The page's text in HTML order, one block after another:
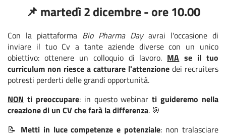
📌 martedì 2 dicembre - ore 10.00
Con la piattaforma Bio Pharma Dayavrai l'occasione di
inviare il tuo Cv a tante aziende diverse con un unico
obiettivo: ottenere un colloquio di lavoro. MA se il tuo
curriculum non riesce a catturare l'attenzione dei recruiters
potresti perderti delle grandi opportunità.
NON ti preoccupare: in questo webinarti guideremo nella
creazione di un CV che farà la differenza. 🎯
📝 Metti in luce competenze e potenziale: non tralasciare